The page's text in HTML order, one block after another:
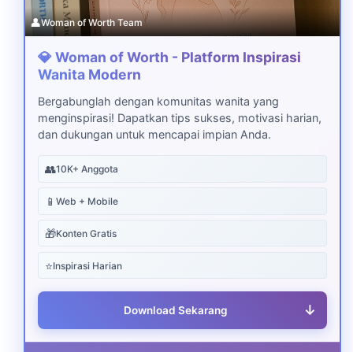
👤Woman of Worth Team
💎 Woman of Worth - Platform Inspirasi
Wanita Modern
Bergabunglah dengan komunitas wanita yang
menginspirasi! Dapatkan tips sukses, motivasi harian,
dan dukungan untuk mencapai impian Anda.
👥10K+ Anggota
📱 Web + Mobile
🎁Konten Gratis
⭐Inspirasi Harian
Download Sekarang ↓